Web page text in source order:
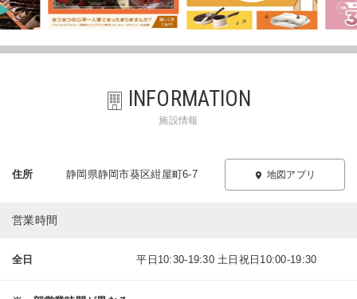
INFORMATION
施設情報
住所 静岡県静岡市葵区紺屋町6-7 地図アプリ
営業時間
全日 平日10:30-19:30 土日祝日10:00-19:30